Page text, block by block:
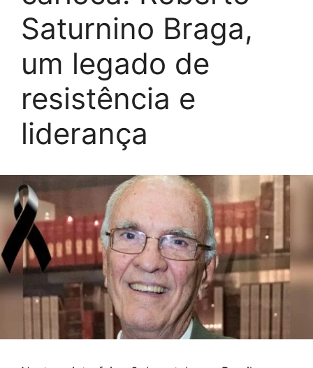
Saturnino Braga,
um legado de
resistência e
liderança